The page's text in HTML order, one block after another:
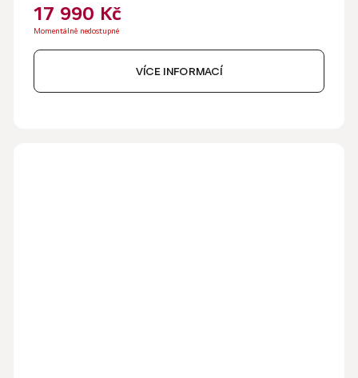
17 990 Kč
Momentálně nedostupné
VÍCE INFORMACÍ